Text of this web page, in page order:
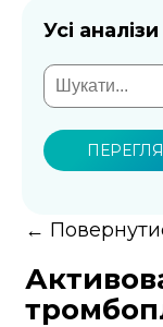
Усі аналізи
←